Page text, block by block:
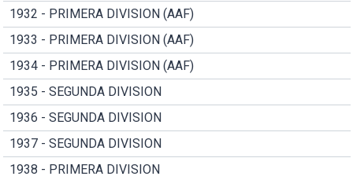
1932 - PRIMERA DIVISION (AAF)
1933 - PRIMERA DIVISION (AAF)
1934 - PRIMERA DIVISION (AAF)
1935 - SEGUNDA DIVISION
1936 - SEGUNDA DIVISION
1937 - SEGUNDA DIVISION
1938 - PRIMERA DIVISION